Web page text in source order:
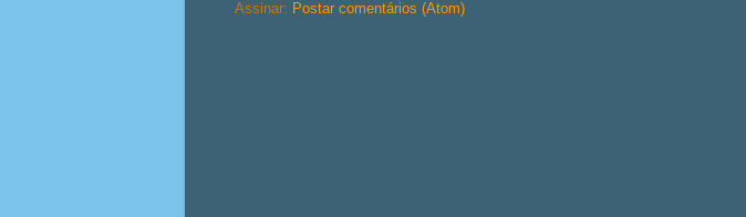
Assinar: Postar comentários (Atom)